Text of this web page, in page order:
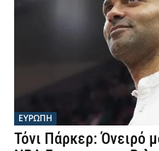
ΕΥΡΩΠΗ
Τόνι Πάρκερ: Όνειρό